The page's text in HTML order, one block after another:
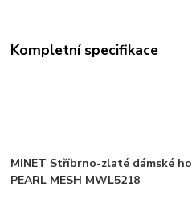
Kompletní specifikace
MINET Stříbrno-zlaté dámské
PEARL MESH MWL5218